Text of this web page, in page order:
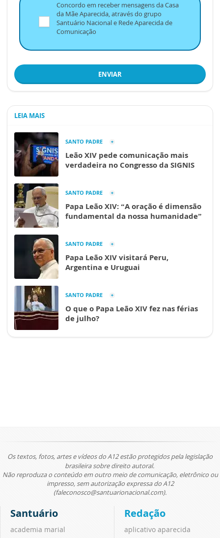
Concordo em receber mensagens da Casa
da Mãe Aparecida, através do grupo
Santuário Nacional e Rede Aparecida de
Comunicação
ENVIAR
LEIA MAIS
SANTO PADRE
Leão XIV pede comunicação mais
verdadeira no Congresso da SIGNIS
SANTO PADRE
Papa Leão XIV: “A oração é dimensão
fundamental da nossa humanidade”
SANTO PADRE
Papa Leão XIV visitará Peru,
Argentina e Uruguai
SANTO PADRE
O que o Papa Leão XIV fez nas férias
de julho?
Os textos, fotos, artes e vídeos do A12 estão protegidos pela legislação
brasileira sobre direito autoral.
Não reproduza o conteúdo em outro meio de comunicação, eletrônico ou
impresso, sem autorização expressa do A12
(faleconosco@santuarionacional.com).
Santuário
academia marial
Redação
aplicativo aparecida